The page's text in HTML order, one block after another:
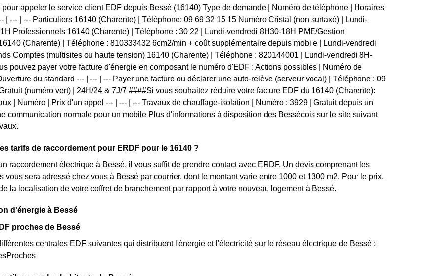
pour appeler le service client EDF depuis Bessé (16140) Type de demande | Numéro de téléphone | Horaires
| --- | --- Particuliers 16140 (Charente) | Téléphone: 09 69 32 15 15 Numéro Cristal (non surtaxé) | Lundi-
Professionnels 16140 (Charente) | Téléphone : 30 22 | Lundi-vendredi 8H30-18H PME/Gestion
(Charente) | Téléphone : 810333432 6cm2/min + coût supplémentaire depuis mobile | Lundi-vendredi
Comptes (multisites ou haute tension) 16140 (Charente) | Téléphone : 820144001 | Lundi-vendredi 8H-
pouvez payer votre facture d'énergie en composant le numéro d'EDF : Actions possibles | Numéro de
du standard --- | --- | --- Payer une facture ou déclarer une auto-relève (serveur vocal) | Téléphone : 09
(numéro vert) | 24H/24 & 7J/7 ####Si vous souhaitez réduire votre facture EDF du 16140 (Charente):
| Numéro | Prix d'un appel --- | --- | --- Travaux de chauffage-isolation | Numéro : 3929 | Gratuit depuis un
communication normale pour un mobile Plus d'informations à disposition des Bessécois sur le site suivant
tarifs de raccordement pour ERDF pour le 16140 ?
raccordement électrique à Bessé, il vous suffit de prendre contact avec ERDF. Un devis comprenant les
vous sera adressé chez vous à Bessé par courrier, dont le montant varie entre 1000 et 1300 m2. Pour le prix,
la localisation de votre coffret de branchement par rapport à votre nouveau logement à Bessé.
d'énergie à Bessé
proches de Bessé
centrales EDF suivantes qui distribuent l'énergie et l'électricité sur le réseau électrique de Bessé :